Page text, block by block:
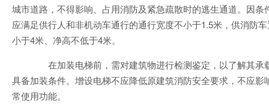
城市道路，不得影响、占用消防及紧急疏散时的逃生通道。因条
应满足供行人和非机动车通行的通行宽度不小于1.5米，供消防
小于4米、净高不低于4米。
在加装电梯前，需对建筑物进行检测鉴定，以了解其承
具备加装条件。增设电梯不应降低原建筑消防安全要求，不应影
常使用功能。